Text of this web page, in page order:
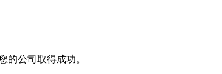
的公司取得成功。